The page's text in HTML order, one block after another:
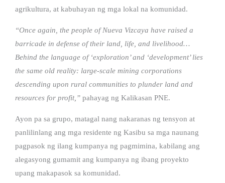
agrikultura, at kabuhayan ng mga lokal na komunidad.
“Once again, the people of Nueva Vizcaya have raised a
barricade in defense of their land, life, and livelihood…
Behind the language of ‘exploration’ and ‘development’ lies
the same old reality: large-scale mining corporations
descending upon rural communities to plunder land and
resources for profit,” pahayag ng Kalikasan PNE.
Ayon pa sa grupo, matagal nang nakaranas ng tensyon at
panlilinlang ang mga residente ng Kasibu sa mga naunang
pagpasok ng ilang kumpanya ng pagmimina, kabilang ang
alegasyong gumamit ang kumpanya ng ibang proyekto
upang makapasok sa komunidad.